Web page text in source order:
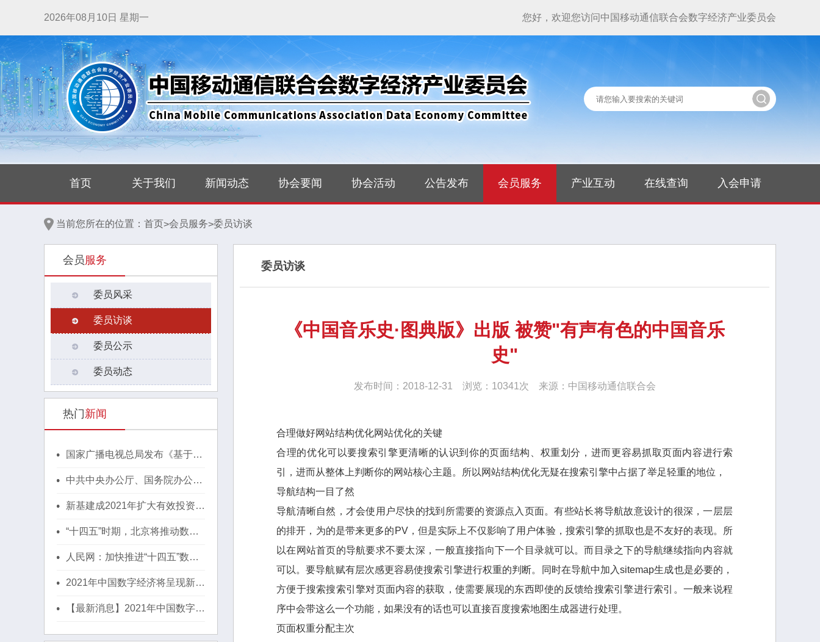
2026年08月10日 星期一 您好，欢迎您访问中国移动通信联合会数字经济产业委员会
首页 关于我们 新闻动态 协会要闻 协会活动 公告发布 会员服务 产业互动 在线查询 入会申请
当前您所在的位置： 首页>会员服务>委员访谈
会员 服务
委员风采
委员访谈
委员公示
委员动态
热门 新闻
国家广播电视总局发布《基于区
版）》
中共中央办公厅、国务院办公厅
等新技术基础设施建设！
新基建成2021年扩大有效投资重
省级“点线心站台园”
“十四五”时期，北京将推动数字
人民网：加快推进“十四五”数字
2021年中国数字经济将呈现新格
【最新消息】2021年中国数字经
委员访谈
《中国音乐史·图典版》出版 被赞"有声有色的中国音乐
史"
发布时间：2018-12-31 浏览：10341次 来源：中国移动通信联合会
合理做好网站结构优化网站优化的关键
合理的优化可以要搜索引擎更清晰的认识到你的页面结构、权重划分，进而更容易抓取页面内容进行索
引，进而从整体上判断你的网站核心主题。所以网站结构优化无疑在搜索引擎中占据了举足轻重的地位，
导航结构一目了然
导航清晰自然，才会使用户尽快的找到所需要的资源点入页面。有些站长将导航故意设计的很深，一层层
的排开，为的是带来更多的PV，但是实际上不仅影响了用户体验，搜索引擎的抓取也是不友好的表现。所
以在网站首页的导航要求不要太深，一般直接指向下一个目录就可以。而目录之下的导航继续指向内容就
可以。要导航赋有层次感更容易使搜索引擎进行权重的判断。同时在导航中加入sitemap生成也是必要的，
方便于搜索搜索引擎对页面内容的获取，使需要展现的东西即使的反馈给搜索引擎进行索引。一般来说程
序中会带这么一个功能，如果没有的话也可以直接百度搜索地图生成器进行处理。
页面权重分配主次